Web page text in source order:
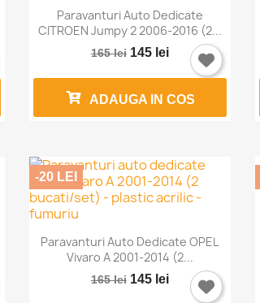
 Vizualizare rapida
Paravanturi Auto Dedicate
CITROEN Jumpy 2 2006-2016 (2...
165 lei 145 lei
ADAUGA IN COS
 Vizualizare rapida
Paravanturi Auto Dedicate OPEL
Vivaro A 2001-2014 (2...
165 lei 145 lei
-20 LEI